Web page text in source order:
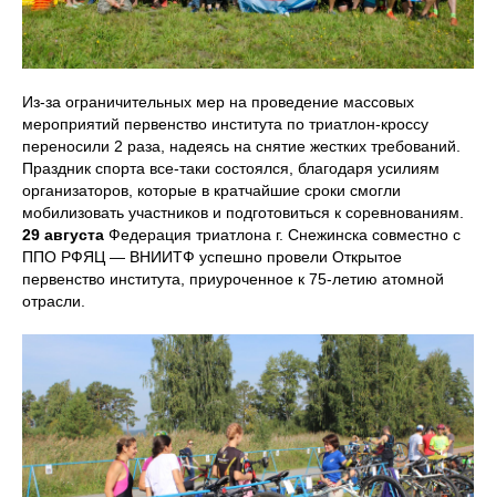
Из-за ограничительных мер на проведение массовых
мероприятий первенство института по триатлон-кроссу
переносили 2 раза, надеясь на снятие жестких требований.
Праздник спорта все-таки состоялся, благодаря усилиям
организаторов, которые в кратчайшие сроки смогли
мобилизовать участников и подготовиться к соревнованиям.
29 августа Федерация триатлона г. Снежинска совместно с
ППО РФЯЦ — ВНИИТФ успешно провели Открытое
первенство института, приуроченное к 75-летию атомной
отрасли.